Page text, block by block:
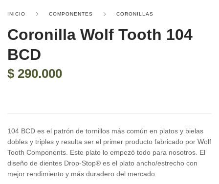
INICIO COMPONENTES CORONILLAS
Coronilla Wolf Tooth 104
BCD
$ 290.000
104 BCD es el patrón de tornillos más común en platos y bielas
dobles y triples y resulta ser el primer producto fabricado por Wolf
Tooth Components. Este plato lo empezó todo para nosotros. El
diseño de dientes Drop-Stop® es el plato ancho/estrecho con
mejor rendimiento y más duradero del mercado.